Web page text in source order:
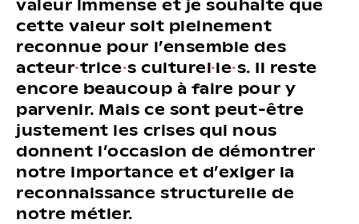
valeur immense et je souhaite que
cette valeur soit pleinement
reconnue pour l’ensemble des
acteur·trice·s culturel·le·s. Il reste
encore beaucoup à faire pour y
parvenir. Mais ce sont peut-être
justement les crises qui nous
donnent l’occasion de démontrer
notre importance et d’exiger la
reconnaissance structurelle de
notre métier.